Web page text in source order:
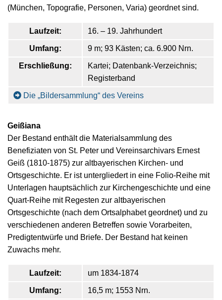
(München, Topografie, Personen, Varia) geordnet sind.
Laufzeit: 16. – 19. Jahrhundert
Umfang: 9 m; 93 Kästen; ca. 6.900 Nrn.
Erschließung:
Kartei; Datenbank-Verzeichnis;
Registerband
Die „Bildersammlung“ des Vereins
Geißiana
Der Bestand enthält die Materialsammlung des
Benefiziaten von St. Peter und Vereinsarchivars Ernest
Geiß (1810-1875) zur altbayerischen Kirchen- und
Ortsgeschichte. Er ist untergliedert in eine Folio-Reihe mit
Unterlagen hauptsächlich zur Kirchengeschichte und eine
Quart-Reihe mit Regesten zur altbayerischen
Ortsgeschichte (nach dem Ortsalphabet geordnet) und zu
verschiedenen anderen Betreffen sowie Vorarbeiten,
Predigtentwürfe und Briefe. Der Bestand hat keinen
Zuwachs mehr.
Laufzeit: um 1834-1874
Umfang: 16,5 m; 1553 Nrn.